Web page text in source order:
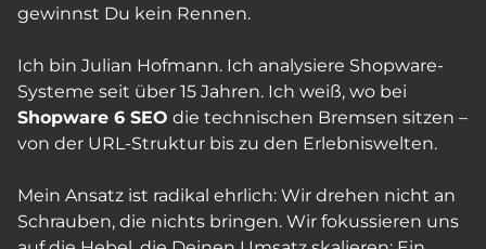
gewinnst Du kein Rennen.
Ich bin Julian Hofmann. Ich analysiere Shopware-
Systeme seit über 15 Jahren. Ich weiß, wo bei
Shopware 6 SEO die technischen Bremsen sitzen –
von der URL-Struktur bis zu den Erlebniswelten.
Mein Ansatz ist radikal ehrlich: Wir drehen nicht an
Schrauben, die nichts bringen. Wir fokussieren uns